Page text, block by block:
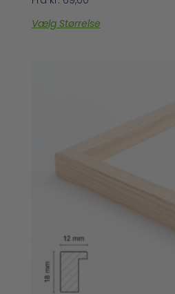
Vælg Størrelse